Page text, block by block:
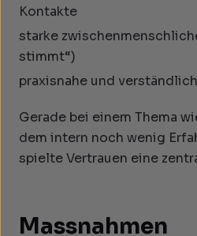
Kontakte
starke
stimmt“)
praxisnahe und
Gerade bei einem Thema
dem intern noch wenig
spielte Vertrauen eine
Massnahmen